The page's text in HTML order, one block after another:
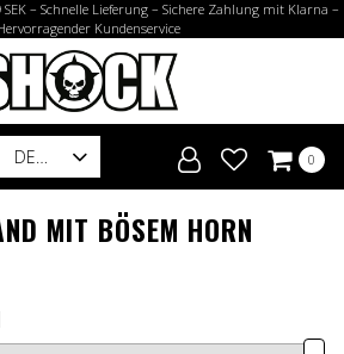
SEK – Schnelle Lieferung – Sichere Zahlung mit Klarna –
Kundenservice
DE 0
MIT BÖSEM HORN